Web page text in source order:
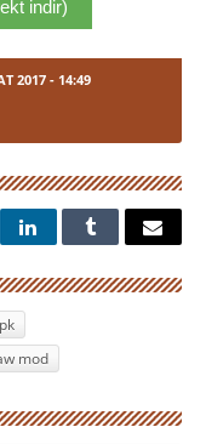
indir)
2017 - 14:49
mod